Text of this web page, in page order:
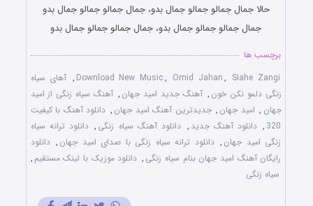
حالا جمال جمالو جمالو جمال بدو، جمال جمالو جمالو جمال بدو
جمال جمالو جمالو جمال بدو، جمال جمالو جمالو جمال بدو
برچسب ها
Download New Music, Omid Jahan, Siahe Zangi
, آهای سیاه
زنگی دلمو نکن خون , آهنگ جدید امید جهان , آهنگ سیاه زنگی از امید
جهان , امید جهان , جدیدترین آهنگ امید جهان , دانلود آهنگ با کیفیت
320
, دانلود آهنگ جدید , دانلود آهنگ سیاه زنگی , دانلود ترانه سیاه
زنگی امید جهان , دانلود ترانه سیاه زنگی با صدای امید جهان , دانلود
رایگان آهنگ امید جهان بنام سیاه زنگی , دانلود موزیک با لینک مستقیم ,
سیاه زنگی